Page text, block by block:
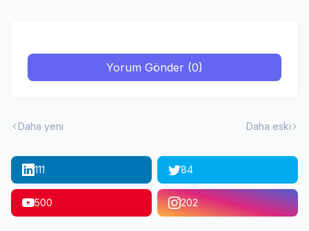
Yorum Gönder (0)
Daha yeni Daha eski
111 84
500 202